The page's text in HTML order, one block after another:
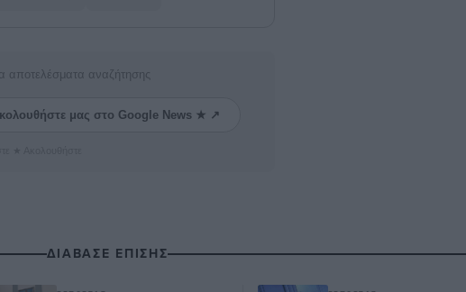
αποτελέσματα αναζήτησης
μας στο Google News ★ ↗
ΔΙΑΒΑΣΕ ΕΠΙΣΗΣ